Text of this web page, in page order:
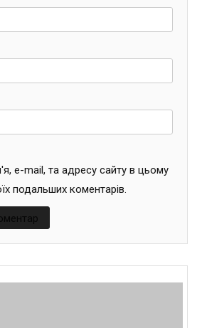
e-mail, та адресу сайту в цьому
подальших коментарів.